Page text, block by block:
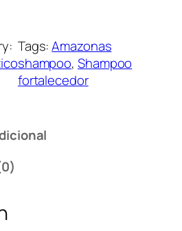
Tags:Amazonas
shampoo, Shampoo
fortalecedor